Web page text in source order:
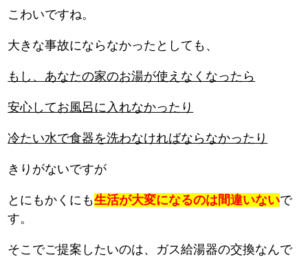
こわいですね。
大きな事故にならなかったとしても、
もし、あなたの家のお湯が使えなくなったら
安心してお風呂に入れなかったり
冷たい水で食器を洗わなければならなかったり
きりがないですが
とにもかくにも生活が大変になるのは間違いないで
す。
そこでご提案したいのは、ガス給湯器の交換なんで